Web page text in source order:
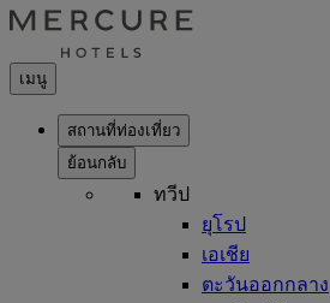
เมนู
สถานที่ท่องเที่ยว
ย้อนกลับ
ทวีป
ยุโรป
เอเชีย
ตะวันออกกลาง